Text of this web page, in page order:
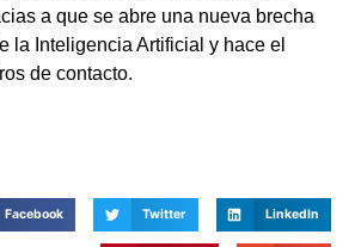
a que se abre una nueva brecha
la Inteligencia Artificial y hace el
de contacto.
Facebook Twitter LinkedIn